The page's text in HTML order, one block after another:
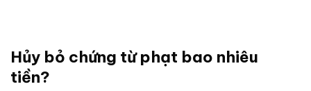
Hủy bỏ chứng từ phạt bao nhiêu
tiền?